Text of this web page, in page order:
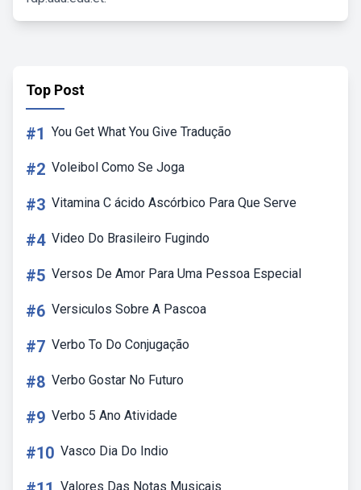
Top Post
#1 You Get What You Give Tradução
#2 Voleibol Como Se Joga
#3 Vitamina C ácido Ascórbico Para Que Serve
#4 Video Do Brasileiro Fugindo
#5 Versos De Amor Para Uma Pessoa Especial
#6 Versiculos Sobre A Pascoa
#7 Verbo To Do Conjugação
#8 Verbo Gostar No Futuro
#9 Verbo 5 Ano Atividade
#10 Vasco Dia Do Indio
Valores Das Notas Musicais